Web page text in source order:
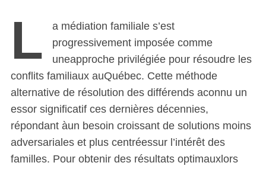
L
a médiation familiale s’est
progressivement imposée comme
uneapproche privilégiée pour résoudre les
conflits familiaux auQuébec. Cette méthode
alternative de résolution des différends aconnu un
essor significatif ces dernières décennies,
répondant àun besoin croissant de solutions moins
adversariales et plus centréessur l’intérêt des
familles. Pour obtenir des résultats optimauxlors